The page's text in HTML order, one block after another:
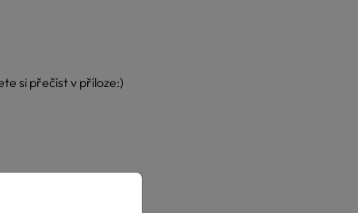
si přečíst v příloze:)